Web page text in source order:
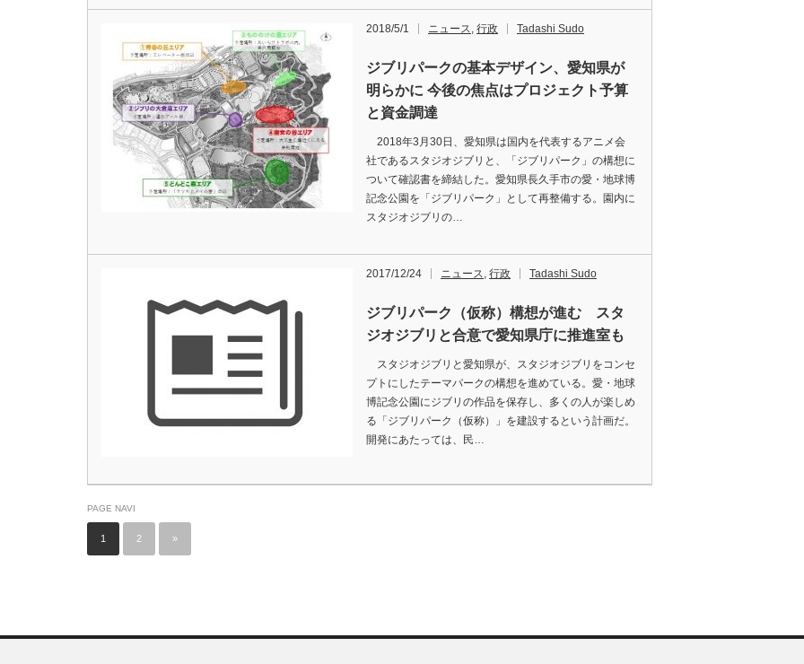
2018/5/1 ニュース, 行政 Tadashi Sudo
ジブリパークの基本デザイン、愛知県が
明らかに 今後の焦点はプロジェクト予算
と資金調達
2018年3月30日、愛知県は国内を代表するアニメ会
社であるスタジオジブリと、「ジブリパーク」の構想に
ついて確認書を締結した。愛知県長久手市の愛・地球博
記念公園を「ジブリパーク」として再整備する。園内に
スタジオジブリの…
2017/12/24 ニュース, 行政 Tadashi Sudo
ジブリパーク（仮称）構想が進む スタ
ジオジブリと合意で愛知県庁に推進室も
スタジオジブリと愛知県が、スタジオジブリをコンセ
プトにしたテーマパークの構想を進めている。愛・地球
博記念公園にジブリの作品を保存し、多くの人が楽しめ
る「ジブリパーク（仮称）」を建設するという計画だ。
開発にあたっては、民…
PAGE NAVI
1 2 »